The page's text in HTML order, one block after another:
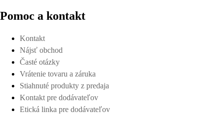
Pomoc a kontakt
Kontakt
Nájsť obchod
Časté otázky
Vrátenie tovaru a záruka
Stiahnuté produkty z predaja
Kontakt pre dodávateľov
Etická linka pre dodávateľov